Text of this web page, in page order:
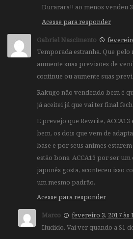
Durarara!! ao menos vendeu
Acesse para responder
Gabriel Nascimento
Temporada estranha. Que pelo
aumente suas previsões de
continue ou aumente suas
Rakugo não vendendo bem é
já aceitei já que vai ter final
E prevejo que Rewrite,
bem, os dois que vem de
base e por seus animes
estão bons. ACCA13 por ser
japonês gosta, aconteceu isso
um mesmo padrão.
Acesse para responder
Marco
fevereiro 3, 2017 às
Iludido. Vai ver quando a S1